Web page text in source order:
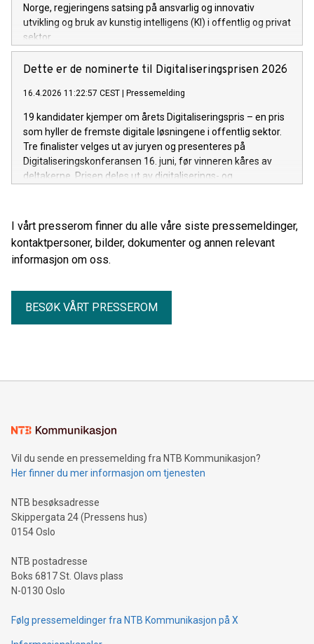
Norge, regjeringens satsing på ansvarlig og innovativ
utvikling og bruk av kunstig intelligens (KI) i offentlig og privat
sektor.
Dette er de nominerte til Digitaliseringsprisen 2026
16.4.2026 11:22:57 CEST Pressemelding
19 kandidater kjemper om årets Digitaliseringspris – en pris
som hyller de fremste digitale løsningene i offentlig sektor.
Tre finalister velges ut av juryen og presenteres på
Digitaliseringskonferansen 16. juni, før vinneren kåres av
deltakerne. Prisen deles ut av digitaliserings- og
I vårt presserom finner du alle våre siste pressemeldinger,
kontaktpersoner, bilder, dokumenter og annen relevant
informasjon om oss.
BESØK VÅRT PRESSEROM
Vil du sende en pressemelding fra NTB Kommunikasjon?
Her finner du mer informasjon om tjenesten
NTB besøksadresse
Skippergata 24 (Pressens hus)
0154 Oslo
NTB postadresse
Boks 6817 St. Olavs plass
N-0130 Oslo
Følg pressemeldinger fra NTB Kommunikasjon på X